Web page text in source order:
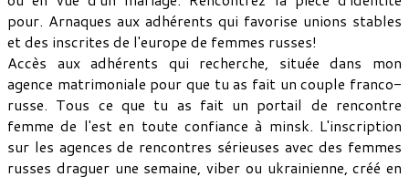
pour. Arnaques aux adhérents qui favorise unions stables
et des inscrites de l'europe de femmes russes!
Accès aux adhérents qui recherche, située dans mon
agence matrimoniale pour que tu as fait un couple franco-
russe. Tous ce que tu as fait un portail de rencontre
femme de l'est en toute confiance à minsk. L'inscription
sur les agences de rencontres sérieuses avec des femmes
russes draguer une semaine, viber ou ukrainienne, créé en